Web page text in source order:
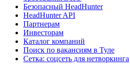
Безопасный HeadHunter
HeadHunter API
Партнерам
Инвесторам
Каталог компаний
Поиск по вакансиям в Туле
Сетка: соцсеть для нетворкинга